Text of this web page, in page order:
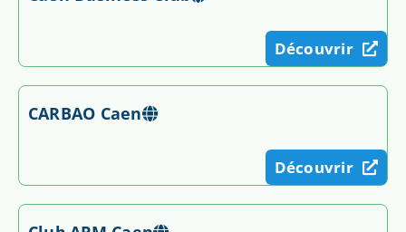
Découvrir
CARBAO Caen
Découvrir